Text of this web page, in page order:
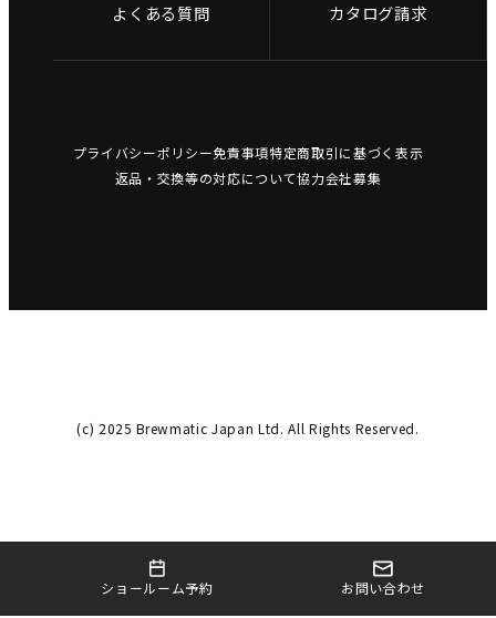
ショールーム予約 お問い合わせ
よくある質問 カタログ請求
プライバシーポリシー免責事項特定商取引に基づく表示
返品・交換等の対応について協力会社募集
(c) 2025 Brewmatic Japan Ltd. All Rights Reserved.